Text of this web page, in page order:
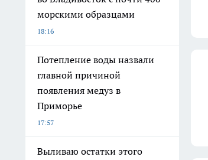
морскими образцами
18:16
Потепление воды назвали
главной причиной
появления медуз в
Приморье
17:57
Выливаю остатки этого